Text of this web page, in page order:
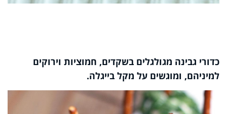
כדורי גבינה מגולגלים בשקדים, חמוציות וירוקים
למיניהם, ומוגשים על מקל בייגלה.